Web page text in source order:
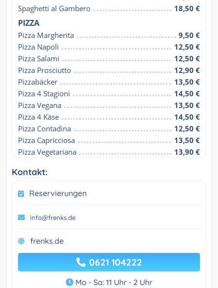
Spaghetti al Gambero
18,50 €
PIZZA
Pizza Margherita
9,50 €
Pizza Napoli
12,50 €
Pizza Salami
12,50 €
Pizza Prosciutto
12,90 €
Pizzabäcker
13,50 €
Pizza 4 Stagioni
14,50 €
Pizza Vegana
13,50 €
Pizza 4 Käse
14,50 €
Pizza Contadina
12,50 €
Pizza Capricciosa
13,50 €
Pizza Vegetariana
13,90 €
Kontakt:
Reservierungen
info@frenks.de
frenks.de
0621 104222
Mo - Sa: 11 Uhr - 2 Uhr